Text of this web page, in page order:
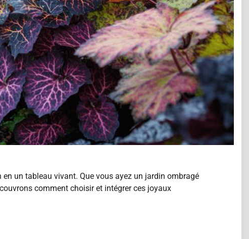
un tableau vivant. Que vous ayez un jardin ombragé
comment choisir et intégrer ces joyaux